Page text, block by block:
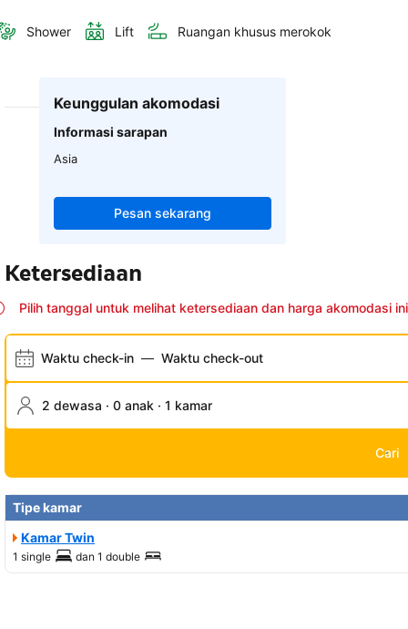
Shower Lift Ruangan khusus merokok
Keunggulan akomodasi
Informasi sarapan
Asia
Pesan sekarang
Ketersediaan
Pilih tanggal untuk melihat ketersediaan dan harga akomodasi ini
Waktu check-in — Waktu check-out
2 dewasa · 0 anak · 1 kamar
Cari
Tipe kamar
Kamar Twin
1 single dan 1 double